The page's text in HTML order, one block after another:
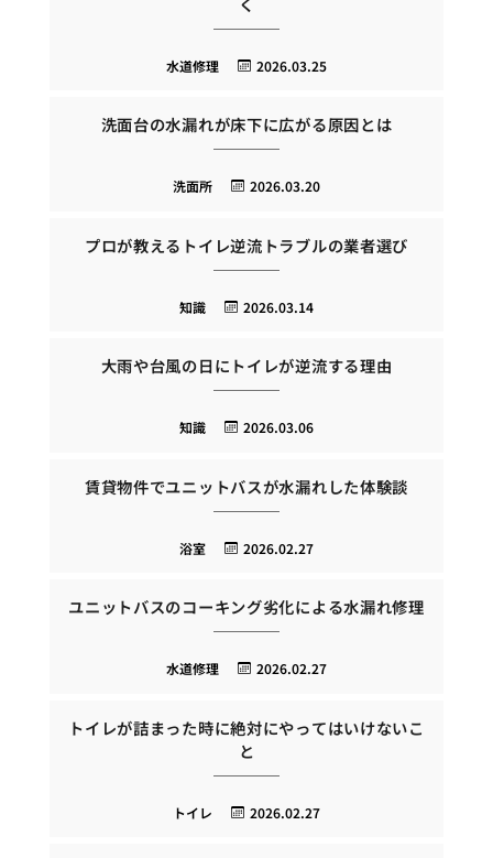
2026.03.25
水道修理
洗面台の水漏れが床下に広がる原因とは
2026.03.20
洗面所
プロが教えるトイレ逆流トラブルの業者選び
2026.03.14
知識
大雨や台風の日にトイレが逆流する理由
2026.03.06
知識
賃貸物件でユニットバスが水漏れした体験談
2026.02.27
浴室
ユニットバスのコーキング劣化による水漏れ修理
2026.02.27
水道修理
トイレが詰まった時に絶対にやってはいけないこ
と
2026.02.27
トイレ